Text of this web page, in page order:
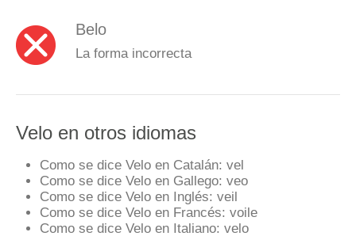
Belo
La forma incorrecta
Velo en otros idiomas
Como se dice Velo en Catalán: vel
Como se dice Velo en Gallego: veo
Como se dice Velo en Inglés: veil
Como se dice Velo en Francés: voile
Como se dice Velo en Italiano: velo